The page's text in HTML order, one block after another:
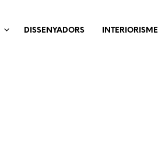
DISSENYADORS
INTERIORISME